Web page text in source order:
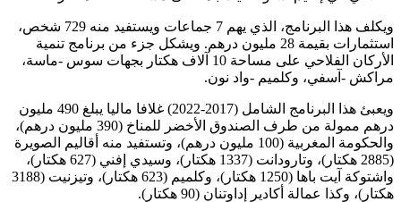
ويكلف هذا البرنامج، الذي يهم 7 جماعات ويستفيد منه 729 شخص،
استثمارات بقيمة 28 مليون درهم. ويشكل جزء من برنامج تنمية
الأركان الفلاحي على مساحة 10 آلاف هكتار بجهات سوس -ماسة،
مراكش -آسفي، وكلميم -واد نون.
ويعبئ هذا البرنامج الشامل (2017-2022) غلافا ماليا يبلغ 490 مليون
درهم ممولة من طرف الصندوق الأخضر للمناخ (390 مليون درهم)،
والحكومة المغربية (100 مليون درهم)، وتستفيد منه أقاليم الصويرة
(2885 هكتار)، وتارودانت (1337 هكتار)، وسيدي إفني (627 هكتار)،
واشتوكة آيت باها (1250 هكتار)، وكلميم (623 هكتار)، وتيزنيت (3188
هكتار)، وكذا عمالة أكادير إداوتنان (90 هكتار).